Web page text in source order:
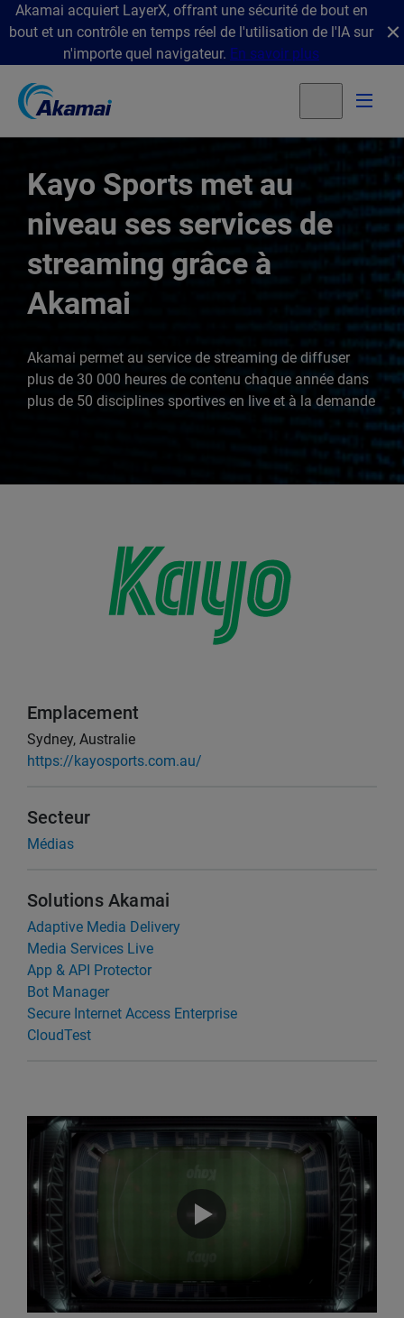
Akamai acquiert LayerX, offrant une sécurité de bout en
bout et un contrôle en temps réel de l'utilisation de l'IA sur
n'importe quel navigateur. En savoir plus
Kayo Sports met au
niveau ses services de
streaming grâce à
Akamai
Akamai permet au service de streaming de diffuser
plus de 30 000 heures de contenu chaque année dans
plus de 50 disciplines sportives en live et à la demande
Emplacement
Sydney, Australie
https://kayosports.com.au/
Secteur
Médias
Solutions Akamai
Adaptive Media Delivery
Media Services Live
App & API Protector
Bot Manager
Secure Internet Access Enterprise
CloudTest